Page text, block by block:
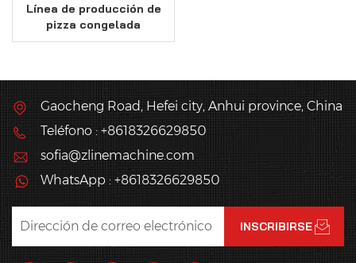
Línea de producción de
pizza congelada
semiacabada para
Gaocheng Road, Hefei city, Anhui province, China
Teléfono : +8618326629850
sofia@zlinemachine.com
WhatsApp : +8618326629850